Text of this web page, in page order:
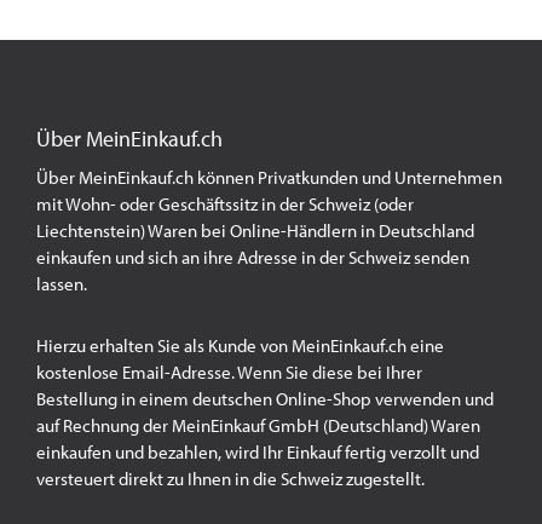
Über MeinEinkauf.ch
Über MeinEinkauf.ch können Privatkunden und Unternehmen
mit Wohn- oder Geschäftssitz in der Schweiz (oder
Liechtenstein) Waren bei Online-Händlern in Deutschland
einkaufen und sich an ihre Adresse in der Schweiz senden
lassen.
Hierzu erhalten Sie als Kunde von MeinEinkauf.ch eine
kostenlose Email-Adresse. Wenn Sie diese bei Ihrer
Bestellung in einem deutschen Online-Shop verwenden und
auf Rechnung der MeinEinkauf GmbH (Deutschland) Waren
einkaufen und bezahlen, wird Ihr Einkauf fertig verzollt und
versteuert direkt zu Ihnen in die Schweiz zugestellt.